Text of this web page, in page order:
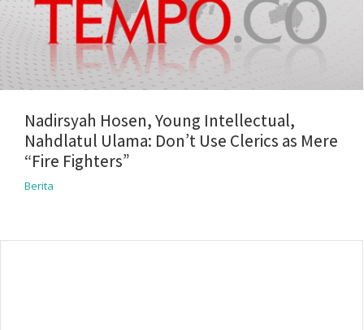
Nadirsyah Hosen, Young Intellectual,
Nahdlatul Ulama: Don’t Use Clerics as Mere
“Fire Fighters”
Berita